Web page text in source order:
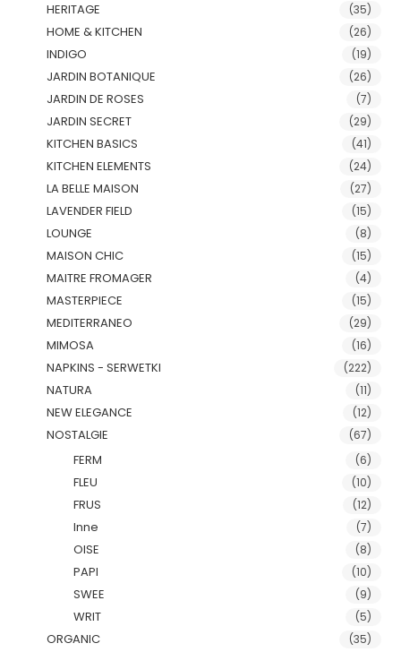
HERITAGE (35)
HOME & KITCHEN (26)
INDIGO (19)
JARDIN BOTANIQUE (26)
JARDIN DE ROSES (7)
JARDIN SECRET (29)
KITCHEN BASICS (41)
KITCHEN ELEMENTS (24)
LA BELLE MAISON (27)
LAVENDER FIELD (15)
LOUNGE (8)
MAISON CHIC (15)
MAITRE FROMAGER (4)
MASTERPIECE (15)
MEDITERRANEO (29)
MIMOSA (16)
NAPKINS - SERWETKI (222)
NATURA (11)
NEW ELEGANCE (12)
NOSTALGIE (67)
FERM (6)
FLEU (10)
FRUS (12)
Inne (7)
OISE (8)
PAPI (10)
SWEE (9)
WRIT (5)
ORGANIC (35)